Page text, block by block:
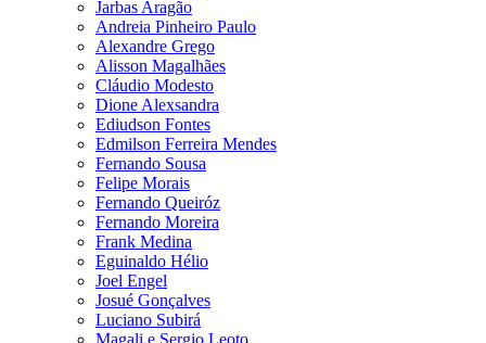
Jarbas Aragão
Andreia Pinheiro Paulo
Alexandre Grego
Alisson Magalhães
Cláudio Modesto
Dione Alexsandra
Ediudson Fontes
Edmilson Ferreira Mendes
Fernando Sousa
Felipe Morais
Fernando Queiróz
Fernando Moreira
Frank Medina
Eguinaldo Hélio
Joel Engel
Josué Gonçalves
Luciano Subirá
Magali e Sergio Leoto